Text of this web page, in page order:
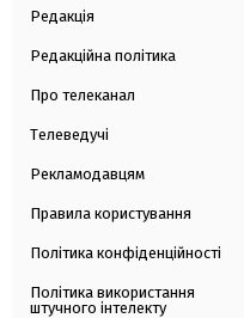
Редакція
Редакційна політика
Про телеканал
Телеведучі
Рекламодавцям
Правила користування
Політика конфіденційності
Політика використання
штучного інтелекту